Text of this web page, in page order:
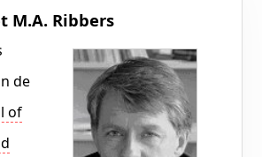
M.A. Ribbers
de
of